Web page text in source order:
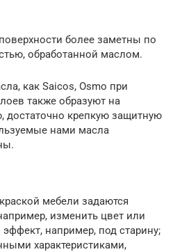
более заметны по
обработанной маслом.
как Saicos, Osmo при
также образуют на
достаточно крепкую защитную
нами масла
мебели задаются
изменить цвет или
например, под старину;
характеристиками,